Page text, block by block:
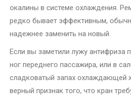
окалины в системе охлаждения.
редко бывает эффективным,
надежнее заменить на новый.
Если вы заметили лужу антифриза
ног переднего пассажира, или в
сладковатый запах охлаждающей
верный признак того, что кран